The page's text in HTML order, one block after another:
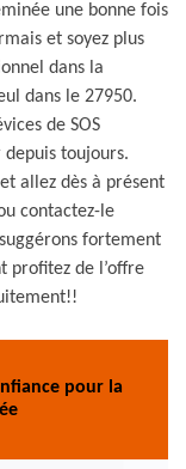
une bonne fois
et soyez plus
dans la
dans le 27950.
de SOS
toujours.
allez dès à présent
contactez-le
fortement
profitez de l’offre
pour la